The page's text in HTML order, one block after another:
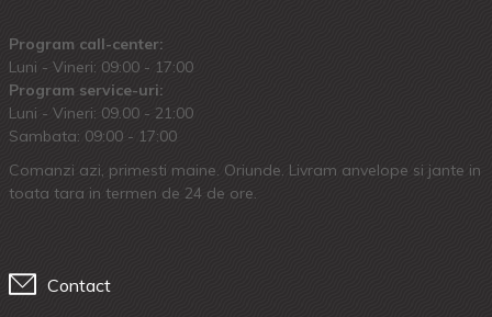
Program call-center:
Luni - Vineri: 09:00 - 17:00
Program service-uri:
Luni - Vineri: 09.00 - 21:00
Sambata: 09:00 - 17:00
Comanzi azi, primesti maine. Oriunde. Livram anvelope si jante in
toata tara in termen de 24 de ore.
Contact